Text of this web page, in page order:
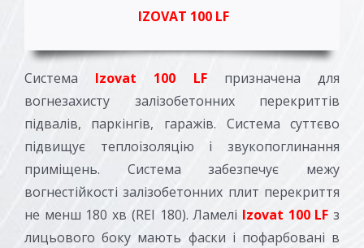
IZOVAT 100 LF
Система Izovat 100 LFпризначена для
вогнезахисту залізобетонних перекриттів
підвалів, паркінгів, гаражів. Система суттєво
підвищує теплоізоляцію і звукопоглинання
приміщень. Система забезпечує межу
вогнестійкості залізобетонних плит перекриття
не менш 180 хв (REI 180). Ламелі Izovat 100 LF з
лицьового боку мають фаски і пофарбовані в